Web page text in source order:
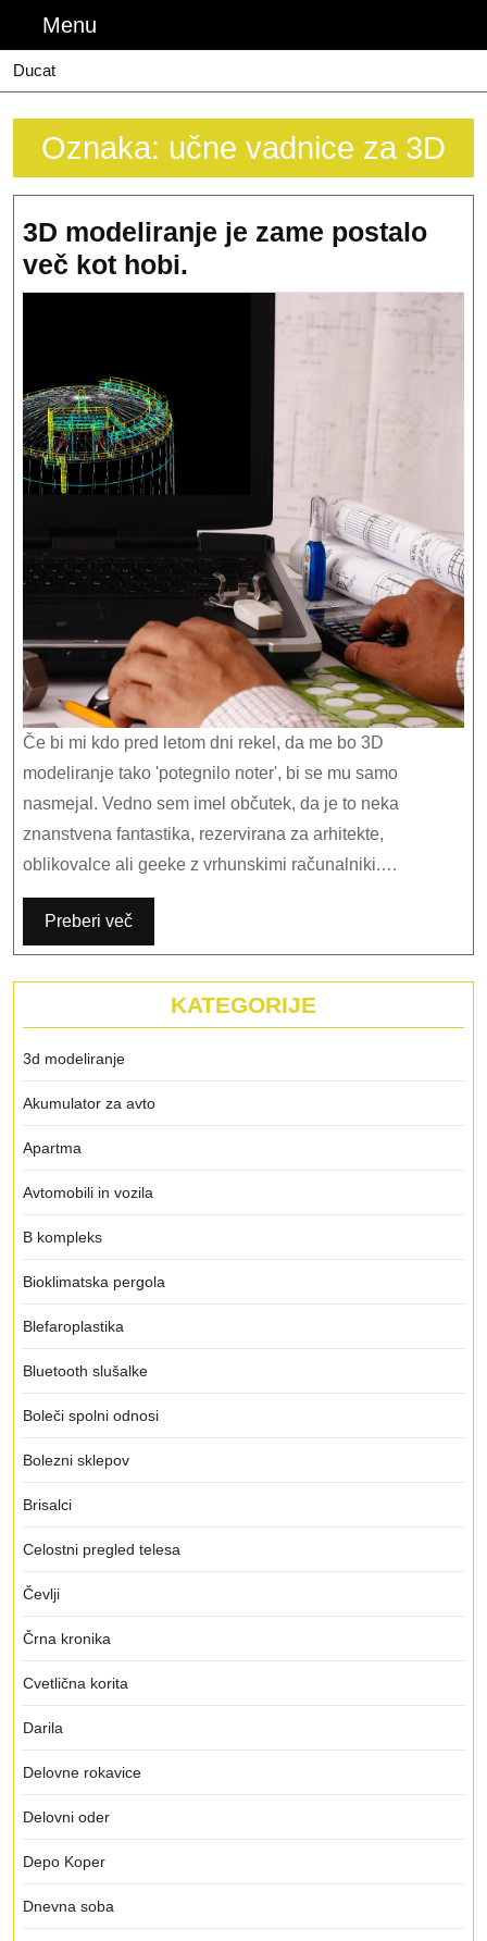
content
Menu
Ducat
Oznaka: učne vadnice za 3D
3D modeliranje je zame postalo
več kot hobi.
modeliranje
postalo
Če bi mi kdo pred letom dni rekel, da me bo 3D
modeliranje tako 'potegnilo noter', bi se mu samo
nasmejal. Vedno sem imel občutek, da je to neka
znanstvena fantastika, rezervirana za arhitekte,
oblikovalce ali geeke z vrhunskimi računalniki.…
Preberi več
KATEGORIJE
3d modeliranje
Akumulator za avto
Apartma
Avtomobili in vozila
B kompleks
Bioklimatska pergola
Blefaroplastika
Bluetooth slušalke
Boleči spolni odnosi
Bolezni sklepov
Brisalci
Celostni pregled telesa
Čevlji
Črna kronika
Cvetlična korita
Darila
Delovne rokavice
Delovni oder
Depo Koper
Dnevna soba